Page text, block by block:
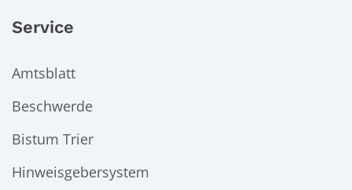
Service
Amtsblatt
Beschwerde
Bistum Trier
Hinweisgebersystem